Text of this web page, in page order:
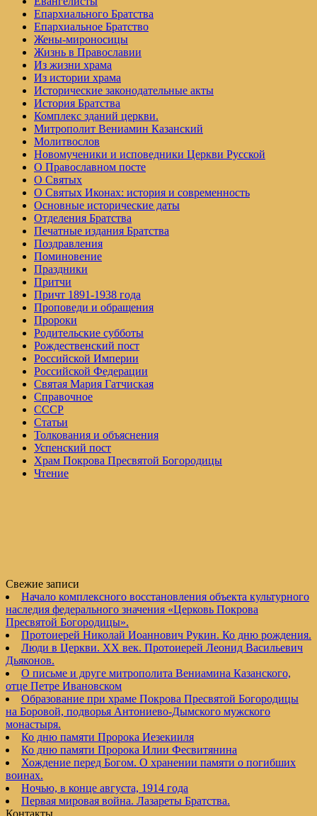
Епархиального Братства
Епархиальное Братство
Жены-мироносицы
Жизнь в Православии
Из жизни храма
Из истории храма
Исторические законодательные акты
История Братства
Комплекс зданий церкви.
Митрополит Вениамин Казанский
Молитвослов
Но­во­му­че­ни­ки и ис­по­вед­ни­ки Церк­ви Рус­ской
О Православном посте
О Святых
О Святых Иконах: история и современность
Основные исторические даты
Отделения Братства
Печатные издания Братства
Поздравления
Поминовение
Праздники
Притчи
Причт 1891-1938 года
Проповеди и обращения
Пророки
Родительские субботы
Рождественский пост
Российской Империи
Российской Федерации
Святая Мария Гатчиская
Справочное
СССР
Статьи
Толкования и объяснения
Успенский пост
Храм Покрова Пресвятой Богородицы
Чтение
Свежие записи
Начало комплексного восстановления объекта культурного
наследия федерального значения «Церковь Покрова
Пресвятой Богородицы».
Протоиерей Николай Иоаннович Рукин. Ко дню рождения.
Люди в Церкви. XX век. Протоиерей Леонид Васильевич
Дьяконов.
О письме и друге митрополита Вениамина Казанского,
отце Петре Ивановском
Образование при храме Покрова Пресвятой Богородицы
на Боровой, подворья Антониево-Дымского мужского
монастыря.
Ко дню памяти Пророка Иезекииля
Ко дню памяти Пророка Илии Фесвитянина
Хождение перед Богом. О хранении памяти о погибших
воинах.
Ночью, в конце августа, 1914 года
Первая мировая война. Лазареты Братства.
Контакты